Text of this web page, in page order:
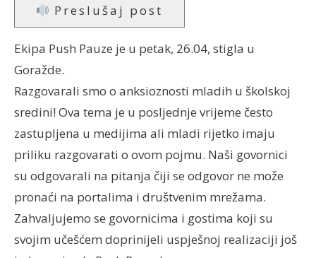
Preslušaj post
Ekipa Push Pauze je u petak, 26.04, stigla u
Goražde.
Razgovarali smo o anksioznosti mladih u školskoj
sredini! Ova tema je u posljednje vrijeme često
zastupljena u medijima ali mladi rijetko imaju
priliku razgovarati o ovom pojmu. Naši govornici
su odgovarali na pitanja čiji se odgovor ne može
pronaći na portalima i društvenim mrežama.
Zahvaljujemo se govornicima i gostima koji su
svojim učešćem doprinijeli uspješnoj realizaciji još